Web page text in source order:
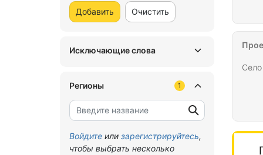
Добавить Очистить
Исключающие слова
Регионы 1
Войдите или зарегистрируйтесь,
чтобы выбрать несколько